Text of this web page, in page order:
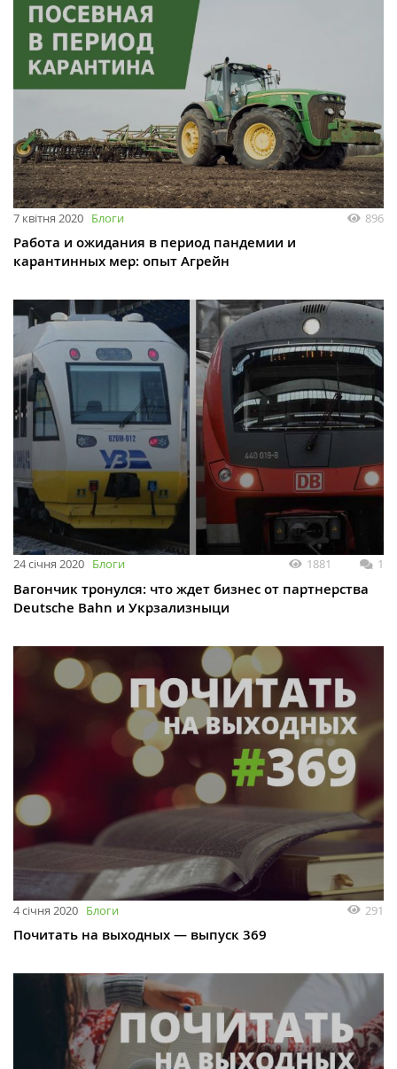
7 квітня 2020 Блоги 896
Работа и ожидания в период пандемии и
карантинных мер: опыт Агрейн
24 січня 2020 Блоги 1881 1
Вагончик тронулся: что ждет бизнес от партнерства
Deutsche Bahn и Укрзализныци
4 січня 2020 Блоги 291
Почитать на выходных — выпуск 369